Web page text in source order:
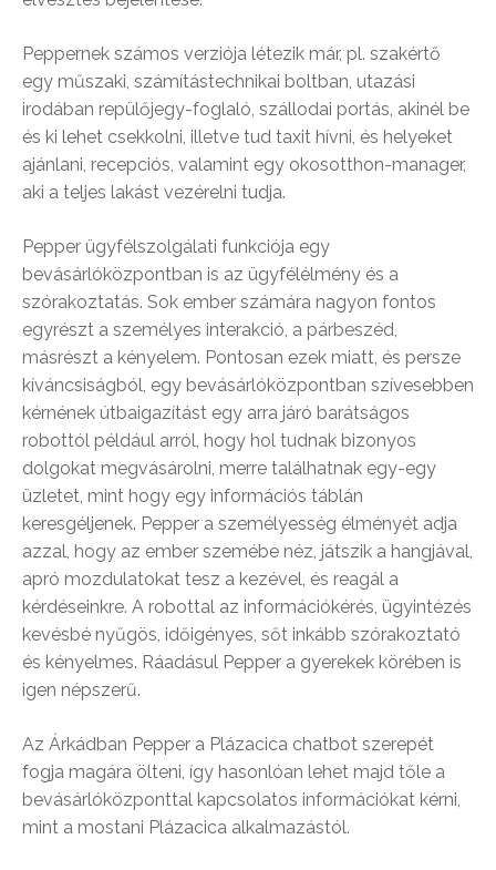
Peppernek számos verziója létezik már, pl. szakértő
egy műszaki, számítástechnikai boltban, utazási
irodában repülőjegy-foglaló, szállodai portás, akinél be
és ki lehet csekkolni, illetve tud taxit hívni, és helyeket
ajánlani, recepciós, valamint egy okosotthon-manager,
aki a teljes lakást vezérelni tudja.
Pepper ügyfélszolgálati funkciója egy
bevásárlóközpontban is az ügyfélélmény és a
szórakoztatás. Sok ember számára nagyon fontos
egyrészt a személyes interakció, a párbeszéd,
másrészt a kényelem. Pontosan ezek miatt, és persze
kíváncsiságból, egy bevásárlóközpontban szívesebben
kérnének útbaigazítást egy arra járó barátságos
robottól például arról, hogy hol tudnak bizonyos
dolgokat megvásárolni, merre találhatnak egy-egy
üzletet, mint hogy egy információs táblán
keresgéljenek. Pepper a személyesség élményét adja
azzal, hogy az ember szemébe néz, játszik a hangjával,
apró mozdulatokat tesz a kezével, és reagál a
kérdéseinkre. A robottal az információkérés, ügyintézés
kevésbé nyűgös, időigényes, sőt inkább szórakoztató
és kényelmes. Ráadásul Pepper a gyerekek körében is
igen népszerű.
Az Árkádban Pepper a Plázacica chatbot szerepét
fogja magára ölteni, így hasonlóan lehet majd tőle a
bevásárlóközponttal kapcsolatos információkat kérni,
mint a mostani Plázacica alkalmazástól.